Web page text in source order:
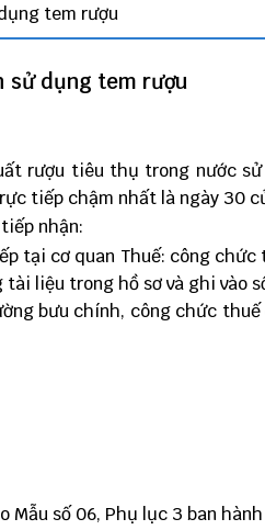
tem rượu
sử dụng tem rượu
rượu tiêu thụ trong nước
tiếp chậm nhất là ngày 30
nhận:
tại cơ quan Thuế: công
liệu trong hồ sơ và ghi vào
bưu chính, công chức
Mẫu số 06, Phụ lục 3 ban